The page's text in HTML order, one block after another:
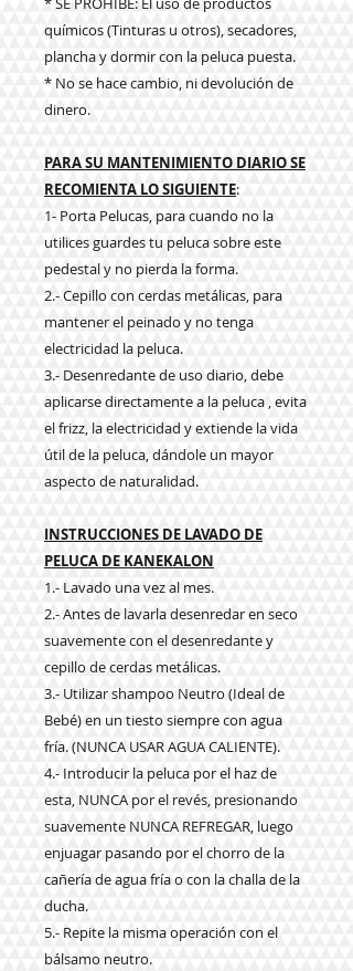
químicos (Tinturas u otros), secadores,
plancha y dormir con la peluca puesta.
* No se hace cambio, ni devolución de
dinero.
PARA SU MANTENIMIENTO DIARIO SE
RECOMIENTA LO SIGUIENTE:
1- Porta Pelucas, para cuando no la
utilices guardes tu peluca sobre este
pedestal y no pierda la forma.
2.- Cepillo con cerdas metálicas, para
mantener el peinado y no tenga
electricidad la peluca.
3.- Desenredante de uso diario, debe
aplicarse directamente a la peluca , evita
el frizz, la electricidad y extiende la vida
útil de la peluca, dándole un mayor
aspecto de naturalidad.
INSTRUCCIONES DE LAVADO DE
PELUCA DE KANEKALON
1.- Lavado una vez al mes.
2.- Antes de lavarla desenredar en seco
suavemente con el desenredante y
cepillo de cerdas metálicas.
3.- Utilizar shampoo Neutro (Ideal de
Bebé) en un tiesto siempre con agua
fría. (NUNCA USAR AGUA CALIENTE).
4.- Introducir la peluca por el haz de
esta, NUNCA por el revés, presionando
suavemente NUNCA REFREGAR, luego
enjuagar pasando por el chorro de la
cañería de agua fría o con la challa de la
ducha.
5.- Repite la misma operación con el
bálsamo neutro.